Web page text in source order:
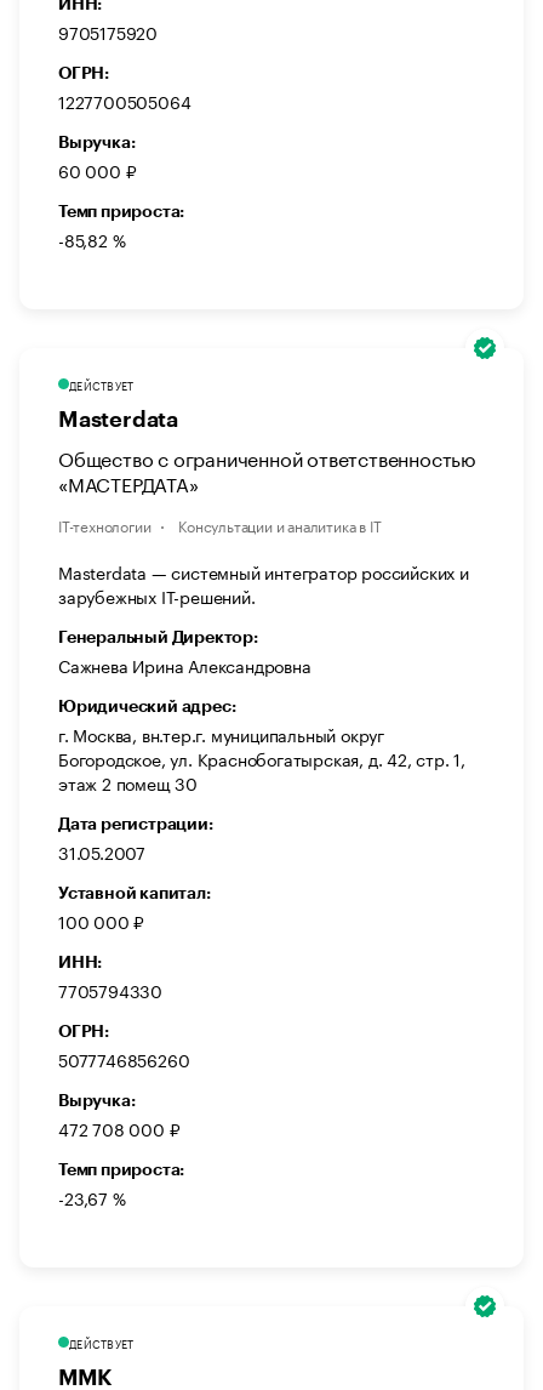
ИНН:
9705175920
ОГРН:
1227700505064
Выручка:
60 000 ₽
Темп прироста:
-85,82 %
ДЕЙСТВУЕТ
Masterdata
Общество с ограниченной ответственностью
«МАСТЕРДАТА»
IT-технологии Консультации и аналитика в IT
Masterdata — системный интегратор российских и
зарубежных IT-решений.
Генеральный Директор:
Сажнева Ирина Александровна
Юридический адрес:
г. Москва, вн.тер.г. муниципальный округ
Богородское, ул. Краснобогатырская, д. 42, стр. 1,
этаж 2 помещ 30
Дата регистрации:
31.05.2007
Уставной капитал:
100 000 ₽
ИНН:
7705794330
ОГРН:
5077746856260
Выручка:
472 708 000 ₽
Темп прироста:
-23,67 %
ДЕЙСТВУЕТ
ММК